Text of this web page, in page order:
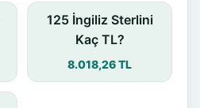
125 İngiliz Sterlini
Kaç TL?
8.018,26 TL